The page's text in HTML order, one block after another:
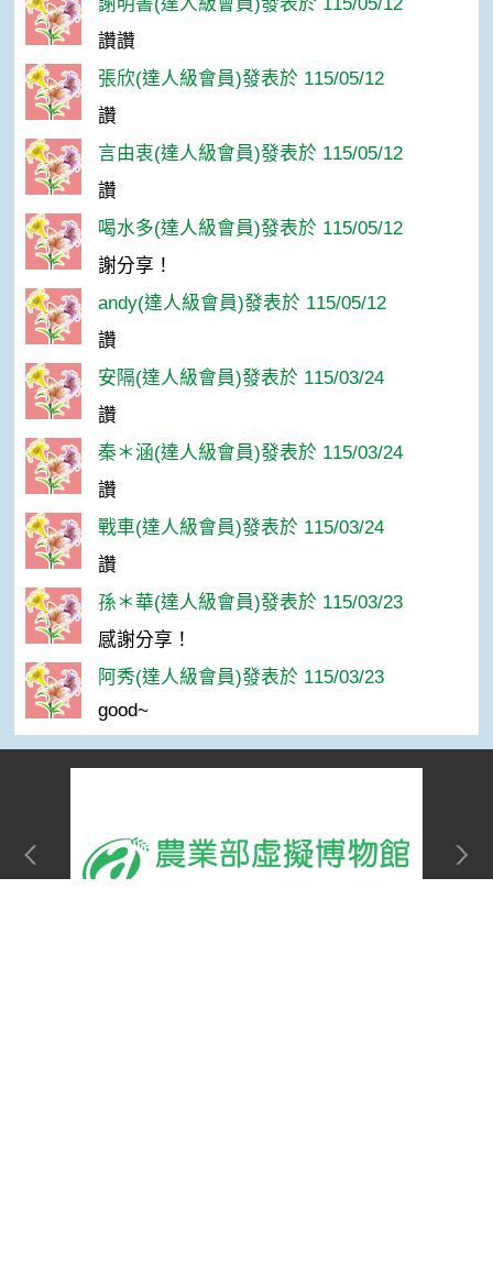
謝明書(達人級會員)發表於 115/05/12
讚讚
張欣(達人級會員)發表於 115/05/12
讚
言由衷(達人級會員)發表於 115/05/12
讚
喝水多(達人級會員)發表於 115/05/12
謝分享！
andy(達人級會員)發表於 115/05/12
讚
安隔(達人級會員)發表於 115/03/24
讚
秦＊涵(達人級會員)發表於 115/03/24
讚
戰車(達人級會員)發表於 115/03/24
讚
孫＊華(達人級會員)發表於 115/03/23
感謝分享！
阿秀(達人級會員)發表於 115/03/23
good~